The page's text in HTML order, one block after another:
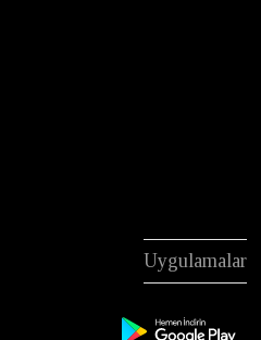
Uygulamalar